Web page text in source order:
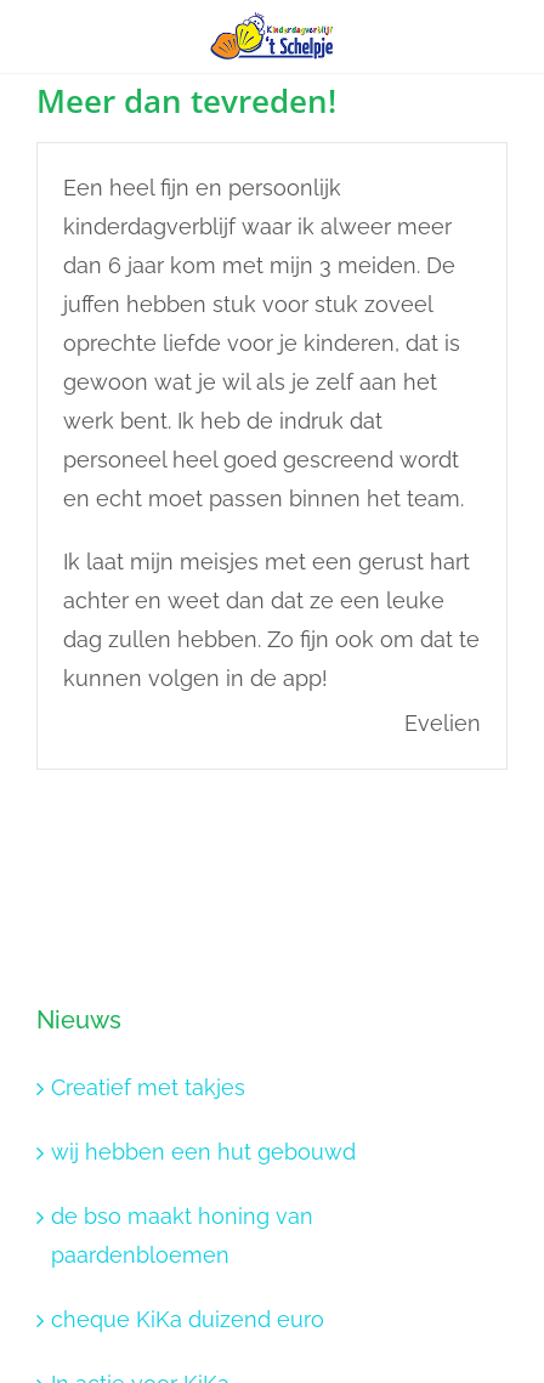
Meer dan tevreden!
Een heel fijn en persoonlijk
kinderdagverblijf waar ik alweer meer
dan 6 jaar kom met mijn 3 meiden. De
juffen hebben stuk voor stuk zoveel
oprechte liefde voor je kinderen, dat is
gewoon wat je wil als je zelf aan het
werk bent. Ik heb de indruk dat
personeel heel goed gescreend wordt
en echt moet passen binnen het team.
Ik laat mijn meisjes met een gerust hart
achter en weet dan dat ze een leuke
dag zullen hebben. Zo fijn ook om dat te
kunnen volgen in de app!
Evelien
Nieuws
Creatief met takjes
wij hebben een hut gebouwd
de bso maakt honing van
paardenbloemen
cheque KiKa duizend euro